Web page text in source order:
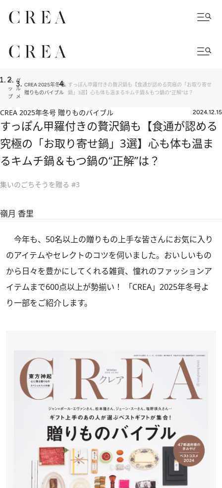
ト
ッ
プ
グ
ル
メ
CREA 2025年冬号
贈りものバイブル
すっぽん甲羅付きの贅沢鍋も【食通が認める究極の「お取り寄せ
鍋」3選】心も体も温まるキムチ鍋＆もつ鍋の“正解”は？
CREA 2025年冬号 贈りものバイブル 2024.12.15
すっぽん甲羅付きの贅沢鍋も【食通が認める
究極の「お取り寄せ鍋」3選】心も体も温ま
るキムチ鍋＆もつ鍋の“正解”は？
集いのごちそうを贈る #3
嶺月 香里
今年も、50名以上の贈りもの上手な皆さんにお気に入り
のアイテムやセレクトのコツを伺いました。おいしいもの
から日々を豊かにしてくれる雑貨、憧れのファッションア
イテムまで600点以上が勢揃い！
「CREA」2025年冬号よ
り一部をご紹介します。